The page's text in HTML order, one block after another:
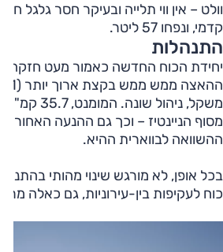
וולט – אין ווי תלייה ובעיקר חסר גלגל
קדמי, ונפחו 57 ליטר.
התנהלות
מסוף הניינטיז – וכך גם ההנעה
ההשוואה לבווארית ההיא.
בכל אופן, לא מורגש שינוי מהותי
כוח לעקיפות בין-עירוניות, גם כאלה